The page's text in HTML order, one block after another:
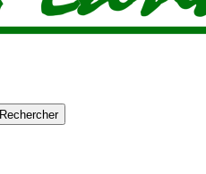
Rechercher